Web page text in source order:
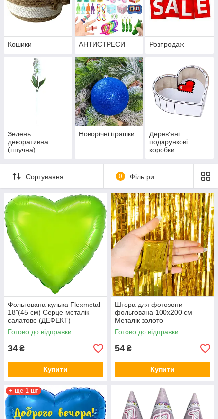
Кошики АНТИСТРЕСИ Розпродаж
Зелень
декоративна
(штучна)
Новорічні іграшки
Дерев'яні
подарункові
коробки
Сортування 0 Фільтри
Фольгована кулька Flexmetal
18"(45 см) Серце металік
салатове (ДЕФЕКТ)
Готово до відправки
34 ₴
Купити
Штора для фотозони
фольгована 100х200 см
Металік золото
Готово до відправки
54 ₴
Купити
+ ще 1 шт